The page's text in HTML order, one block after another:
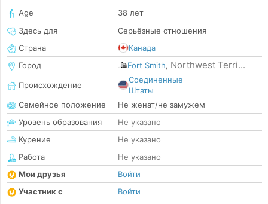
Age
38 лет
Здесь для
Серьёзные отношения
Страна
Канада
Город
Fort Smith, Northwest Terri...
Происхождение
Соединенные
Штаты
Семейное положение
Не женат/не замужем
Уровень образования
Не указано
Курение
Не указано
Работа
Не указано
Мои друзья
Войти
Участник с
Войти